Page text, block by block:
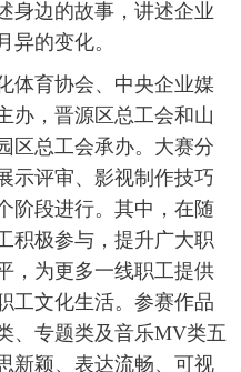
最太原
热评 社区
身边的故事，讲述企业
异的变化。
育协会、中央企业媒
办，晋源区总工会和山
区总工会承办。大赛分
示评审、影视制作技巧
阶段进行。其中，在随
积极参与，提升广大职
，为更多一线职工提供
工文化生活。参赛作品
、专题类及音乐MV类五
新颖、表达流畅、可视